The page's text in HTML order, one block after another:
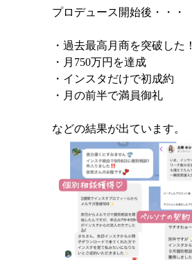
プロデュース開始後・・・
・過去最高月商を突破した！
・月750万円を達成
・インスタだけで初成約
・月の前半で満員御礼
などの結果が出ています。